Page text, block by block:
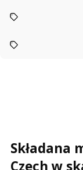
Składana
Czech w